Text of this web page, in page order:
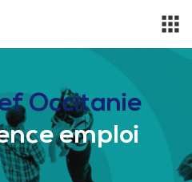
Occitanie
emploi